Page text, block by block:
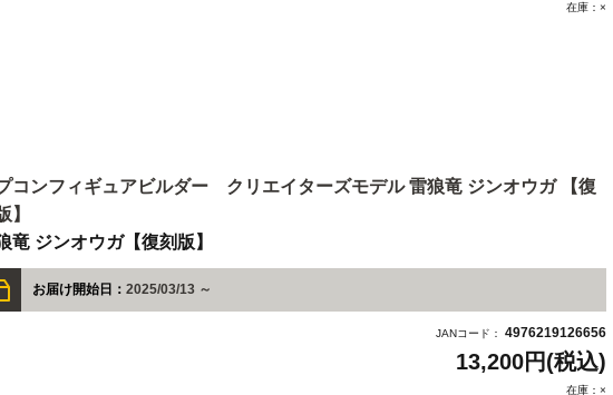
在庫：×
コンフィギュアビルダー クリエイターズモデル 雷狼竜 ジンオウガ 【復
】
竜 ジンオウガ【復刻版】
お届け開始日： 2025/03/13 ～
JANコード： 4976219126656
13,200円(税込)
在庫：×